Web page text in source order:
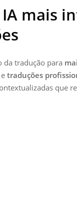
mais
da tradução para
traduções
que